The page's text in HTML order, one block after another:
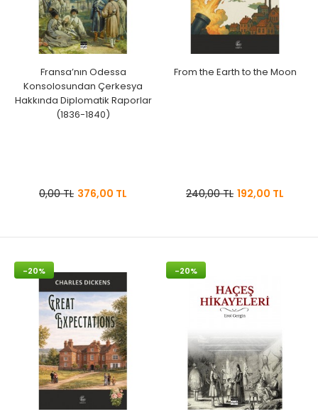
Fransa’nın Odessa
Konsolosundan Çerkesya
Hakkında Diplomatik Raporlar
(1836-1840)
0,00 TL 376,00 TL
From the Earth to the Moon
240,00 TL 192,00 TL
-20% -20%